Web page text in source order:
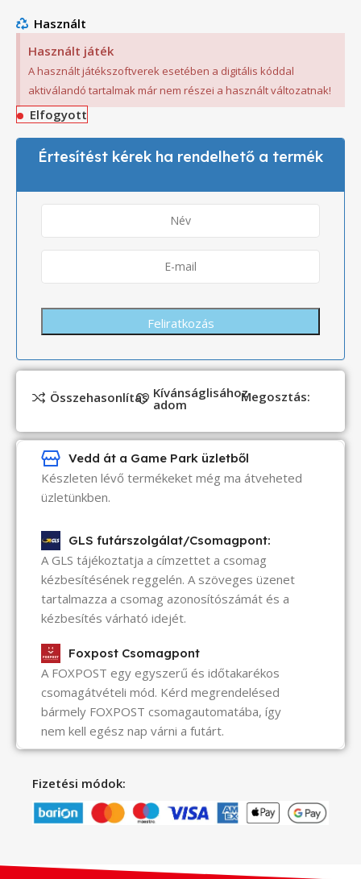
Használt
Használt játék
A használt játékszoftverek esetében a digitális kóddal
aktiválandó tartalmak már nem részei a használt változatnak!
Elfogyott
Értesítést kérek ha rendelhető a termék
Összehasonlítás Kívánságlisához
adom Megosztás:
Vedd át a Game Park üzletből
Készleten lévő termékeket még ma átveheted
üzletünkben.
GLS futárszolgálat/Csomagpont:
A GLS tájékoztatja a címzettet a csomag
kézbesítésének reggelén. A szöveges üzenet
tartalmazza a csomag azonosítószámát és a
kézbesítés várható idejét.
Foxpost Csomagpont
A FOXPOST egy egyszerű és időtakarékos
csomagátvételi mód. Kérd megrendelésed
bármely FOXPOST csomagautomatába, így
nem kell egész nap várni a futárt.
Fizetési módok: